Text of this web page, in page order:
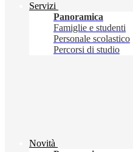
Servizi
Panoramica
Famiglie e studenti
Personale scolastico
Percorsi di studio
Novità